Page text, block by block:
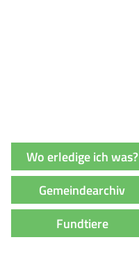
Wo erledige ich was?
Gemeindearchiv
Fundtiere